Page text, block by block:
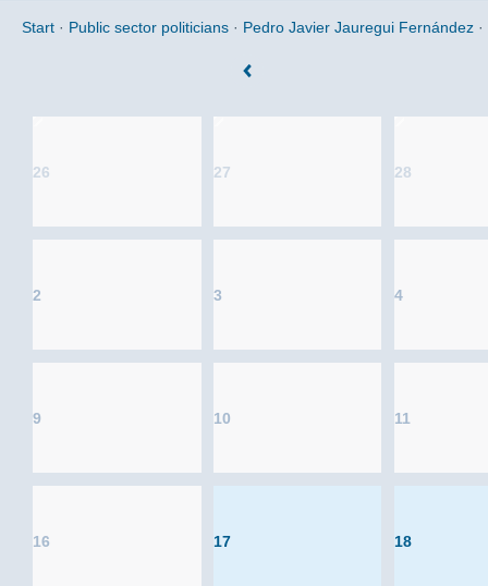
Start · Public sector politicians · Pedro Javier Jauregui Fernández ·
26 27 28
2 3 4
9 10 11
16 17 18